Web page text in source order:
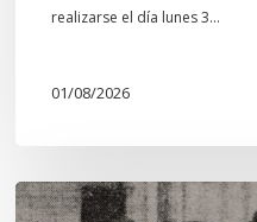
realizarse el día lunes 3…
01/08/2026
Chawrakawin: